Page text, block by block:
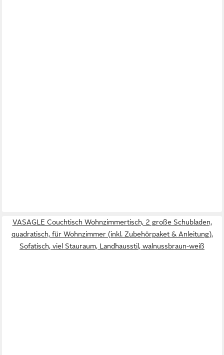
VASAGLE Couchtisch Wohnzimmertisch, 2 große Schubladen,
quadratisch, für Wohnzimmer (inkl. Zubehörpaket & Anleitung),
Sofatisch, viel Stauraum, Landhausstil, walnussbraun-weiß